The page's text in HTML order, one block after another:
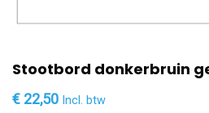
Stootbord donkerbruin
€ 22,50 Incl. btw